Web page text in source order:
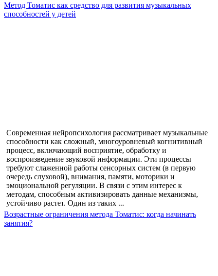
Метод Томатис как средство для развития музыкальных
способностей у детей
Современная нейропсихология рассматривает музыкальные
способности как сложный, многоуровневый когнитивный
процесс, включающий восприятие, обработку и
воспроизведение звуковой информации. Эти процессы
требуют слаженной работы сенсорных систем (в первую
очередь слуховой), внимания, памяти, моторики и
эмоциональной регуляции. В связи с этим интерес к
методам, способным активизировать данные механизмы,
устойчиво растет. Один из таких ...
Возрастные ограничения метода Томатис: когда начинать
занятия?